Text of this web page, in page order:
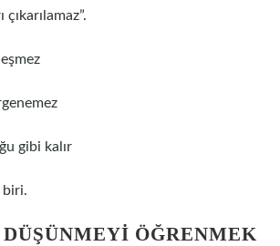
çıkarılamaz”.
gibi kalır
biri.
ÖĞRENMEK